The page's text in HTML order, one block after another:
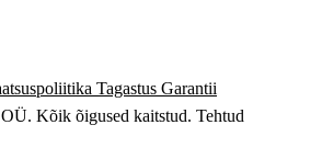
Tagastus Garantii
Kõik õigused kaitstud. Tehtud